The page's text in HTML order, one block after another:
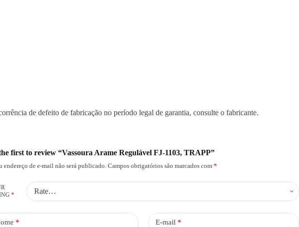
de defeito de fabricação no período legal de garantia, consulte o fabricante.
first to review “Vassoura Arame Regulável FJ-1103, TRAPP”
endereço de e-mail não será publicado. Campos obrigatórios são marcados com *
*
* E-mail*